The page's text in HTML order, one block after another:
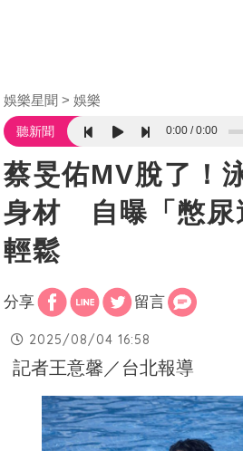
娛樂星聞 娛樂
聽新聞 0:00 0:00
蔡旻佑MV脫了！
身材 自曝「憋尿
輕鬆
分享 留言
2025/08/04 16:58
記者王意馨／台北報導